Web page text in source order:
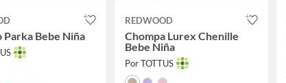
Parka Bebe Niña
REDWOOD
Chompa Lurex Chenille
Bebe Niña
Por TOTTUS